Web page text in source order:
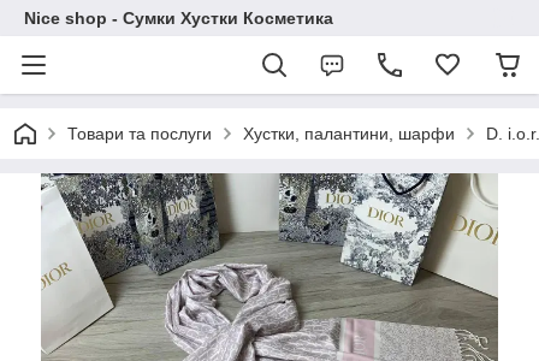
Nice shop - Сумки Хустки Косметика
Товари та послуги Хустки, палантини, шарфи D. i.o.r.